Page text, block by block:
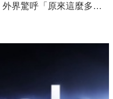
界驚呼「原來這麼多人